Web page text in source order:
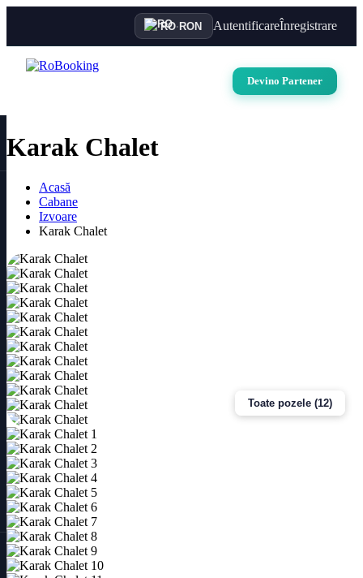
RO·RON AutentificareÎnregistrare
Devino Partener
Karak Chalet
Acasă
Cabane
Izvoare
Karak Chalet
Toate pozele (12)